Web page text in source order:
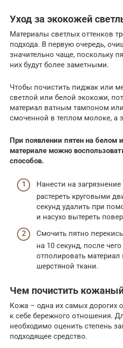
Уход за экокожей
Материалы светлых оттенков
подхода. В первую очередь,
значительно чаще, поскольку
них будут более заметными.
Чтобы почистить пиджак или
светлой или белой экокожи,
материал ватным тампоном
смоченной в теплом молоке, а
При появлении пятен на белом
материале можно
способов.
Нанести на
растереть круговыми
секунд удалить при
и насухо вытереть
Смочить пятно
на 10 секунд, после
отполировать
шерстяной ткани.
Чем почистить
Кожа – одна их самых дорогих
к себе бережного отношения.
необходимо оценить степень
подходящее средство.